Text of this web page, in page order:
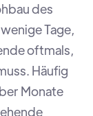
des
Tage,
oftmals,
Häufig
Monate